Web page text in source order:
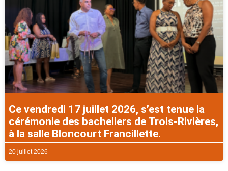
Ce vendredi 17 juillet 2026, s’est tenue la
cérémonie des bacheliers de Trois-Rivières,
à la salle Bloncourt Francillette.
20 juillet 2026